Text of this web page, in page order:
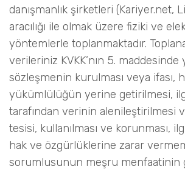
danışmanlık şirketleri (Kariyer.net,
aracılığı ile olmak üzere fiziki ve
yöntemlerle toplanmaktadır.
verileriniz KVKK’nın 5.
sözleşmenin kurulması veya ifası,
yükümlülüğün yerine getirilmesi,
tarafından verinin alenileştirilmesi
tesisi, kullanılması ve korunması,
hak ve özgürlüklerine zarar
sorumlusunun meşru menfaatinin